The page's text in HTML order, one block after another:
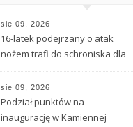
sie 09, 2026
16-latek podejrzany o atak
nożem trafi do schroniska dla
sie 09, 2026
Podział punktów na
inaugurację w Kamiennej